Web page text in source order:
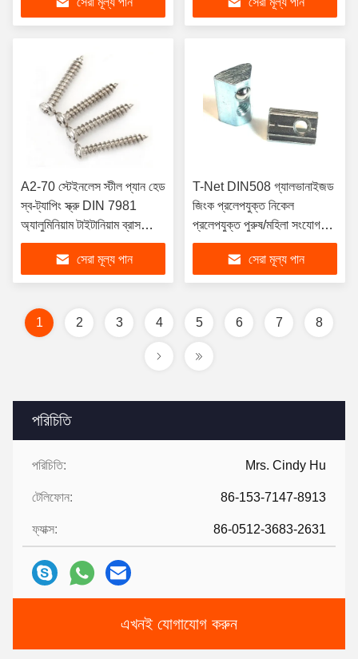
পরিচিতি
পরিচিতি: Mrs. Cindy Hu
টেলিফোন: 86-153-7147-8913
ফ্যাক্স: 86-0512-3683-2631
এখনই যোগাযোগ করুন
A2-70 স্টেইনলেস স্টীল প্যান হেড
স্ব-ট্যাপিং স্ক্রু DIN 7981
অ্যালুমিনিয়াম টাইটানিয়াম ব্রাস
নিকেল ব্রোঞ্জের জন্য মেট্রিক আকার
M3 M5
সেরা মূল্য পান
T-Net DIN508 গ্যালভানাইজড
জিংক প্রলেপযুক্ত নিকেল
প্রলেপযুক্ত পুরুষ/মহিলা সংযোগকারী
সেট খনি এবং স্বাস্থ্যসেবাতে জল
চিকিত্সার জন্য সেরা মূল্য পান
1 2 3 4 5 6 7 8